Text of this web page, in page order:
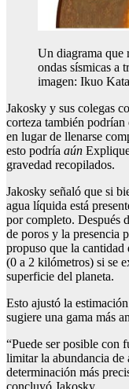
Un diagrama que
ondas sísmicas a
imagen: Ikuo
Jakosky y sus colegas
corteza también podrían
en lugar de llenarse
esto podría aún
gravedad recopilados.
Jakosky señaló que si
agua líquida está
por completo. Después
de poros y la presencia
propuso que la
(0 a 2 kilómetros) si se
superficie del planeta.
Esto ajustó la
sugiere una gama más
“Puede ser posible con
limitar la abundancia de
determinación más